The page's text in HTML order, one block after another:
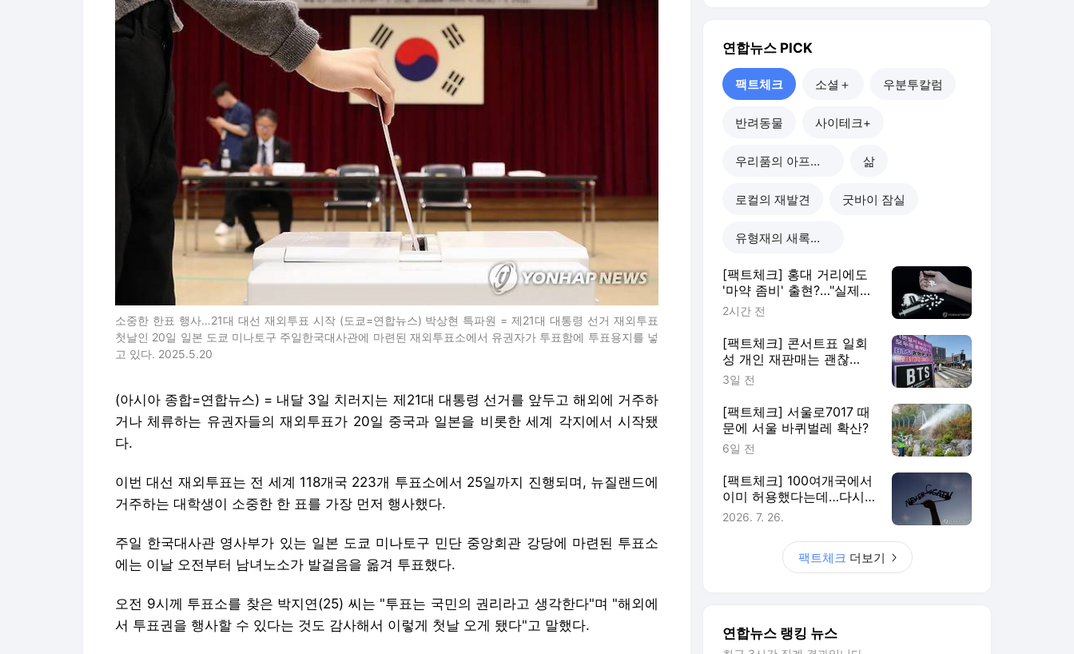
소중한 한표 행사…21대 대선 재외투표 시작 (도쿄=연합뉴스) 박상현 특파원 = 제21대 대통령 선거 재외투표
첫날인 20일 일본 도쿄 미나토구 주일한국대사관에 마련된 재외투표소에서 유권자가 투표함에 투표용지를 넣
고 있다. 2025.5.20
(아시아 종합=연합뉴스) = 내달 3일 치러지는 제21대 대통령 선거를 앞두고 해외에 거주하
거나 체류하는 유권자들의 재외투표가 20일 중국과 일본을 비롯한 세계 각지에서 시작됐
다.
이번 대선 재외투표는 전 세계 118개국 223개 투표소에서 25일까지 진행되며, 뉴질랜드에
거주하는 대학생이 소중한 한 표를 가장 먼저 행사했다.
주일 한국대사관 영사부가 있는 일본 도쿄 미나토구 민단 중앙회관 강당에 마련된 투표소
에는 이날 오전부터 남녀노소가 발걸음을 옮겨 투표했다.
오전 9시께 투표소를 찾은 박지연(25) 씨는 "투표는 국민의 권리라고 생각한다"며 "해외에
서 투표권을 행사할 수 있다는 것도 감사해서 이렇게 첫날 오게 됐다"고 말했다.
연합뉴스 PICK
팩트체크 소셜＋ 우분투칼럼
반려동물 사이테크+
우리품의 아프리카인 삶
로컬의 재발견 굿바이 잠실
유형재의 새록새록
[팩트체크] 홍대 거리에도
'마약 좀비' 출현?…"실제
신고·검거 없어"
2시간 전
[팩트체크] 콘서트표 일회
성 개인 재판매는 괜찮
다?…정가 2배이상이면 제
3일 전
[팩트체크] 서울로7017 때
문에 서울 바퀴벌레 확산?
6일 전
[팩트체크] 100여개국에서
이미 허용했다는데…다시
관심받는 먹는 낙태약
2026. 7. 26.
팩트체크 더보기
연합뉴스 랭킹 뉴스